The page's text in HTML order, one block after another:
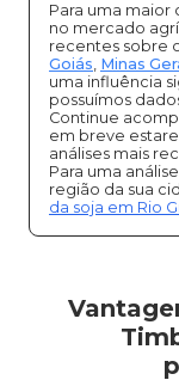
Para uma
no mercado
recentes sobre
Goiás, Minas
uma influência
possuímos
Continue
em breve
análises mais
Para uma
região da sua
da soja em Rio